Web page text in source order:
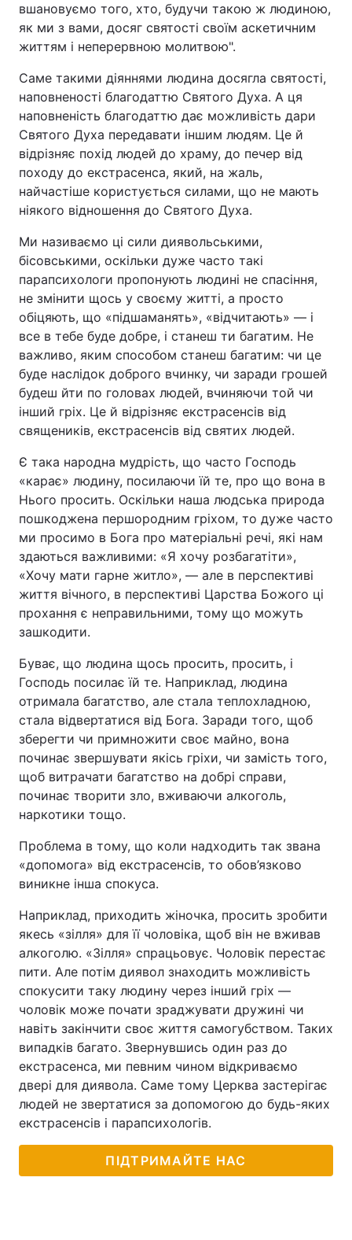
вшановуємо того, хто, будучи такою ж людиною,
як ми з вами, досяг святості своїм аскетичним
життям і неперервною молитвою".
Саме такими діяннями людина досягла святості,
наповненості благодаттю Святого Духа. А ця
наповненість благодаттю дає можливість дари
Святого Духа передавати іншим людям. Це й
відрізняє похід людей до храму, до печер від
походу до екстрасенса, який, на жаль,
найчастіше користується силами, що не мають
ніякого відношення до Святого Духа.
Ми називаємо ці сили диявольськими,
бісовськими, оскільки дуже часто такі
парапсихологи пропонують людині не спасіння,
не змінити щось у своєму житті, а просто
обіцяють, що «підшаманять», «відчитають» — і
все в тебе буде добре, і станеш ти багатим. Не
важливо, яким способом станеш багатим: чи це
буде наслідок доброго вчинку, чи заради грошей
будеш йти по головах людей, вчиняючи той чи
інший гріх. Це й відрізняє екстрасенсів від
священиків, екстрасенсів від святих людей.
Є така народна мудрість, що часто Господь
«карає» людину, посилаючи їй те, про що вона в
Нього просить. Оскільки наша людська природа
пошкоджена першородним гріхом, то дуже часто
ми просимо в Бога про матеріальні речі, які нам
здаються важливими: «Я хочу розбагатіти»,
«Хочу мати гарне житло», — але в перспективі
життя вічного, в перспективі Царства Божого ці
прохання є неправильними, тому що можуть
зашкодити.
Буває, що людина щось просить, просить, і
Господь посилає їй те. Наприклад, людина
отримала багатство, але стала теплохладною,
стала відвертатися від Бога. Заради того, щоб
зберегти чи примножити своє майно, вона
починає звершувати якісь гріхи, чи замість того,
щоб витрачати багатство на добрі справи,
починає творити зло, вживаючи алкоголь,
наркотики тощо.
Проблема в тому, що коли надходить так звана
«допомога» від екстрасенсів, то обов’язково
виникне інша спокуса.
Наприклад, приходить жіночка, просить зробити
якесь «зілля» для її чоловіка, щоб він не вживав
алкоголю. «Зілля» спрацьовує. Чоловік перестає
пити. Але потім диявол знаходить можливість
спокусити таку людину через інший гріх —
чоловік може почати зраджувати дружині чи
навіть закінчити своє життя самогубством. Таких
випадків багато. Звернувшись один раз до
екстрасенса, ми певним чином відкриваємо
двері для диявола. Саме тому Церква застерігає
людей не звертатися за допомогою до будь-яких
екстрасенсів і парапсихологів.
ПІДТРИМАЙТЕ НАС